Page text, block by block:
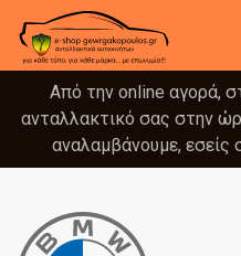
Από την online αγορά,
ανταλλακτικό σας στην
αναλαμβάνουμε, εσείς